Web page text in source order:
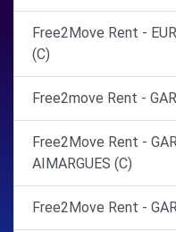
Free2Move Rent -
(C)
Free2move Rent -
Free2Move Rent -
AIMARGUES (C)
Free2Move Rent -